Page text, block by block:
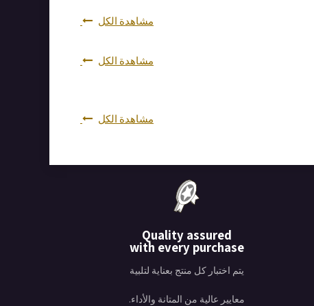
مشاهدة الكل
مشاهدة الكل
مشاهدة الكل
Quality assured
with every purchase
يتم اختبار كل منتج بعناية لتلبية
معايير عالية من المتانة والأداء.